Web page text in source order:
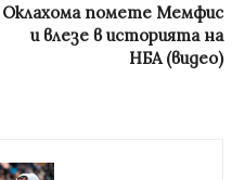
Оклахома помете Мемфис
и влезе в историята на
НБА (видео)